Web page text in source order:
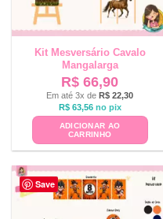
Kit Mesversário Cavalo
Mangalarga
R$ 66,90
Em até 3x de R$ 22,30
R$63,56 no pix
ADICIONAR AO
CARRINHO
Save